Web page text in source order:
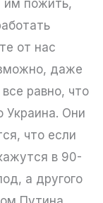
им пожить,
от нас
даже
равно, что
Украина. Они
что если
в 90-
а другого